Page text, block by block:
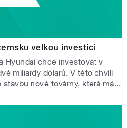
velkou investici
Hyundai chce investovat v
miliardy dolarů. V této chvíli
stavbu nové továrny, která má...